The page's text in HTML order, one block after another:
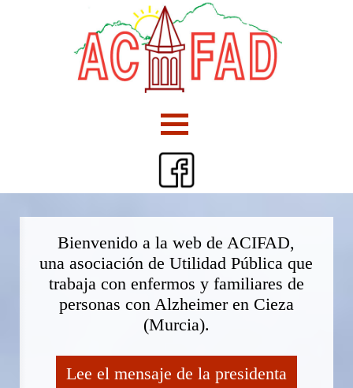
Bienvenido a la web de ACIFAD,
una asociación de Utilidad Pública que
trabaja con enfermos y familiares de
personas con Alzheimer en Cieza
(Murcia).
Lee el mensaje de la presidenta